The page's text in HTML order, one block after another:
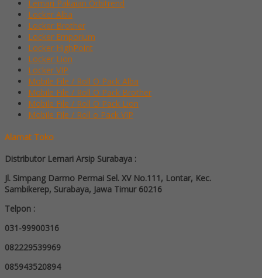
Lemari Pakaian Orbitrend
Locker Alba
Locker Brother
Locker Emporium
Locker HighPoint
Locker Lion
Locker VIP
Mobile File / Roll O Pack Alba
Mobile File / Roll O Pack Brother
Mobile File / Roll O Pack Lion
Mobile File / Roll o Pack VIP
Alamat Toko
Distributor Lemari Arsip Surabaya :
Jl. Simpang Darmo Permai Sel. XV No.111, Lontar, Kec.
Sambikerep, Surabaya, Jawa Timur 60216
Telpon :
031-99900316
082229539969
085943520894